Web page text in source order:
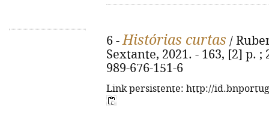
6 -Histórias curtas /
Sextante, 2021. - 163, [2] p. ;
989-676-151-6
Link persistente: http://